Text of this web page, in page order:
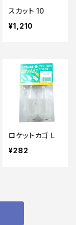
スカット 10
¥1,210
ロケットカゴ L
¥282